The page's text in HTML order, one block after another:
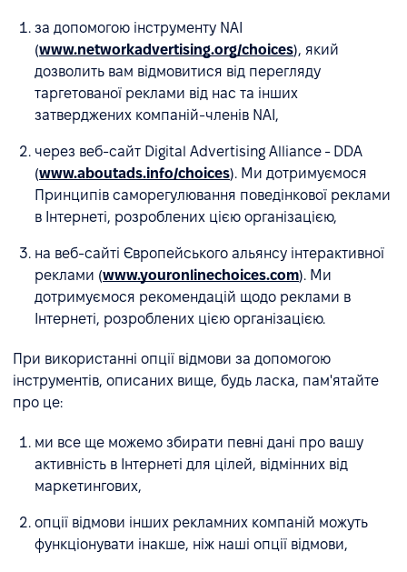
за допомогою інструменту NAI
(www.networkadvertising.org/choices), який
дозволить вам відмовитися від перегляду
таргетованої реклами від нас та інших
затверджених компаній-членів NAI,
через веб-сайт Digital Advertising Alliance - DDA
(www.aboutads.info/choices). Ми дотримуємося
Принципів саморегулювання поведінкової реклами
в Інтернеті, розроблених цією організацією,
на веб-сайті Європейського альянсу інтерактивної
реклами (www.youronlinechoices.com). Ми
дотримуємося рекомендацій щодо реклами в
Інтернеті, розроблених цією організацією.
При використанні опції відмови за допомогою
інструментів, описаних вище, будь ласка, пам'ятайте
про це:
ми все ще можемо збирати певні дані про вашу
активність в Інтернеті для цілей, відмінних від
маркетингових,
опції відмови інших рекламних компаній можуть
функціонувати інакше, ніж наші опції відмови,